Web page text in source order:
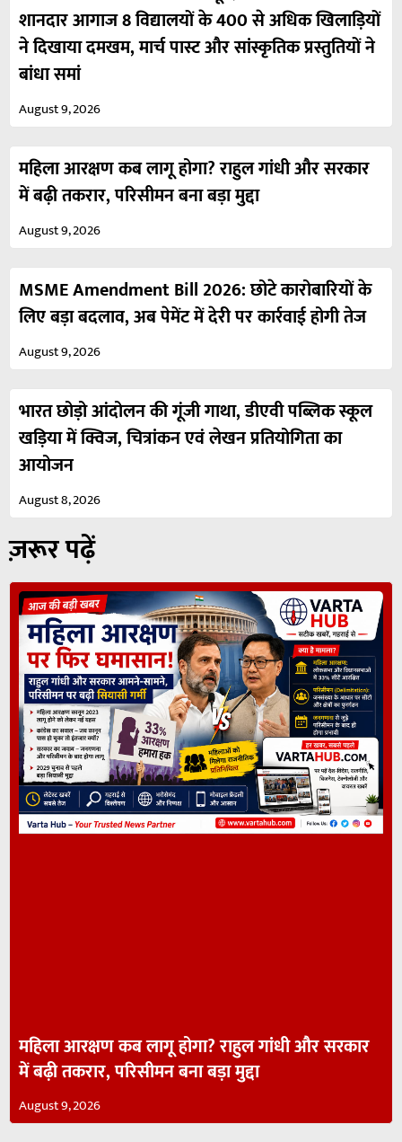
शानदार आगाज 8 विद्यालयों के 400 से अधिक खिलाड़ियों
ने दिखाया दमखम, मार्च पास्ट और सांस्कृतिक प्रस्तुतियों ने
बांधा समां
August 9, 2026
महिला आरक्षण कब लागू होगा? राहुल गांधी और सरकार
में बढ़ी तकरार, परिसीमन बना बड़ा मुद्दा
August 9, 2026
MSME Amendment Bill 2026: छोटे कारोबारियों के
लिए बड़ा बदलाव, अब पेमेंट में देरी पर कार्रवाई होगी तेज
August 9, 2026
भारत छोड़ो आंदोलन की गूंजी गाथा, डीएवी पब्लिक स्कूल
खड़िया में क्विज, चित्रांकन एवं लेखन प्रतियोगिता का
आयोजन
August 8, 2026
ज़रूर पढ़ें
महिला आरक्षण कब लागू होगा? राहुल गांधी और सरकार
में बढ़ी तकरार, परिसीमन बना बड़ा मुद्दा
August 9, 2026